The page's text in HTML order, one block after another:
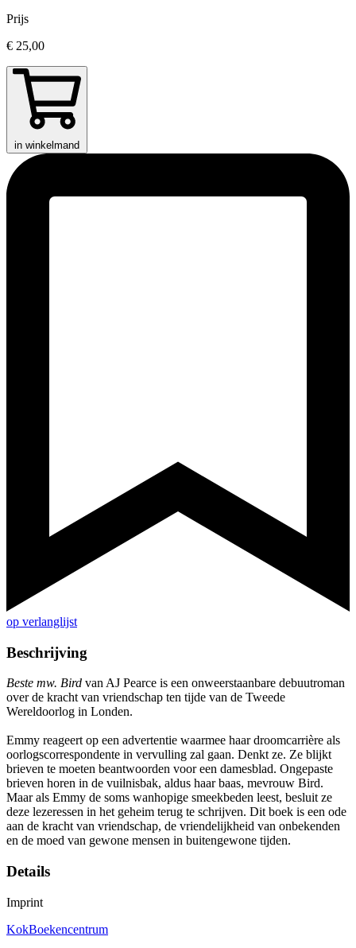
Prijs
€ 25,00
in winkelmand
op verlanglijst
Beschrijving
Beste mw. Bird van AJ Pearce is een onweerstaanbare debuutroman
over de kracht van vriendschap ten tijde van de Tweede
Wereldoorlog in Londen.
Emmy reageert op een advertentie waarmee haar droomcarrière als
oorlogscorrespondente in vervulling zal gaan. Denkt ze. Ze blijkt
brieven te moeten beantwoorden voor een damesblad. Ongepaste
brieven horen in de vuilnisbak, aldus haar baas, mevrouw Bird.
Maar als Emmy de soms wanhopige smeekbeden leest, besluit ze
deze lezeressen in het geheim terug te schrijven. Dit boek is een ode
aan de kracht van vriendschap, de vriendelijkheid van onbekenden
en de moed van gewone mensen in buitengewone tijden.
Details
Imprint
KokBoekencentrum